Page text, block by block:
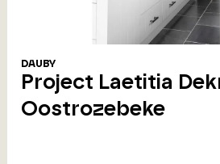
DAUBY
Project Laetitia
Oostrozebeke